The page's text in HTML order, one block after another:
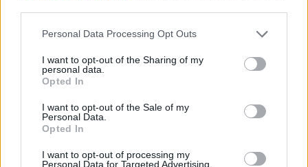
Personal Data Processing Opt Outs
I want to opt-out of the Sharing of my
personal data.
Opted In
I want to opt-out of the Sale of my
Personal Data.
Opted In
I want to opt-out of processing my
Personal Data for Targeted Advertising.
Σήμερα η δεύτερη πληρωμή των δικαιούχων του
07:25
υπογραφές για τα Συστήματα Αεροναυτιλίας